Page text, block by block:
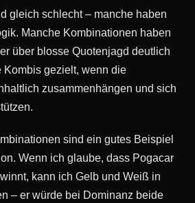
gleich schlecht – manche haben
Manche Kombinationen haben
über blosse Quotenjagd deutlich
Kombis gezielt, wenn die
zusammenhängen und sich
sind ein gutes Beispiel
Wenn ich glaube, dass Pogacar
kann ich Gelb und Weiß in
– er würde bei Dominanz beide